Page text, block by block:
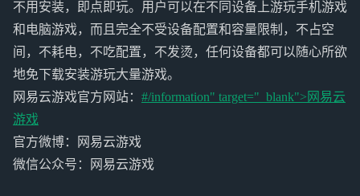
不用安装，即点即玩。用户可以在不同设备上游玩手机游戏
和电脑游戏，而且完全不受设备配置和容量限制，不占空
间，不耗电，不吃配置，不发烫，任何设备都可以随心所欲
地免下载安装游玩大量游戏。
网易云游戏官方网站： #/information" target="_blank"> 网易云
游戏
官方微博：网易云游戏
微信公众号：网易云游戏